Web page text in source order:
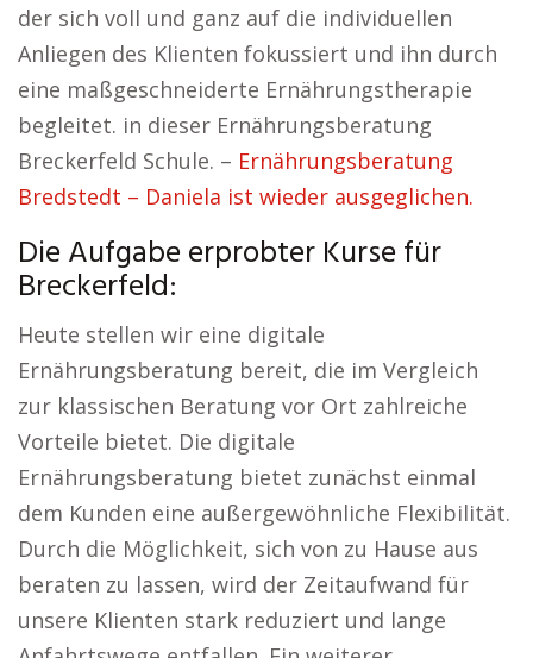
der sich voll und ganz auf die individuellen
Anliegen des Klienten fokussiert und ihn durch
eine maßgeschneiderte Ernährungstherapie
begleitet. in dieser Ernährungsberatung
Breckerfeld Schule. – Ernährungsberatung
Bredstedt – Daniela ist wieder ausgeglichen.
Die Aufgabe erprobter Kurse für
Breckerfeld:
Heute stellen wir eine digitale
Ernährungsberatung bereit, die im Vergleich
zur klassischen Beratung vor Ort zahlreiche
Vorteile bietet. Die digitale
Ernährungsberatung bietet zunächst einmal
dem Kunden eine außergewöhnliche Flexibilität.
Durch die Möglichkeit, sich von zu Hause aus
beraten zu lassen, wird der Zeitaufwand für
unsere Klienten stark reduziert und lange